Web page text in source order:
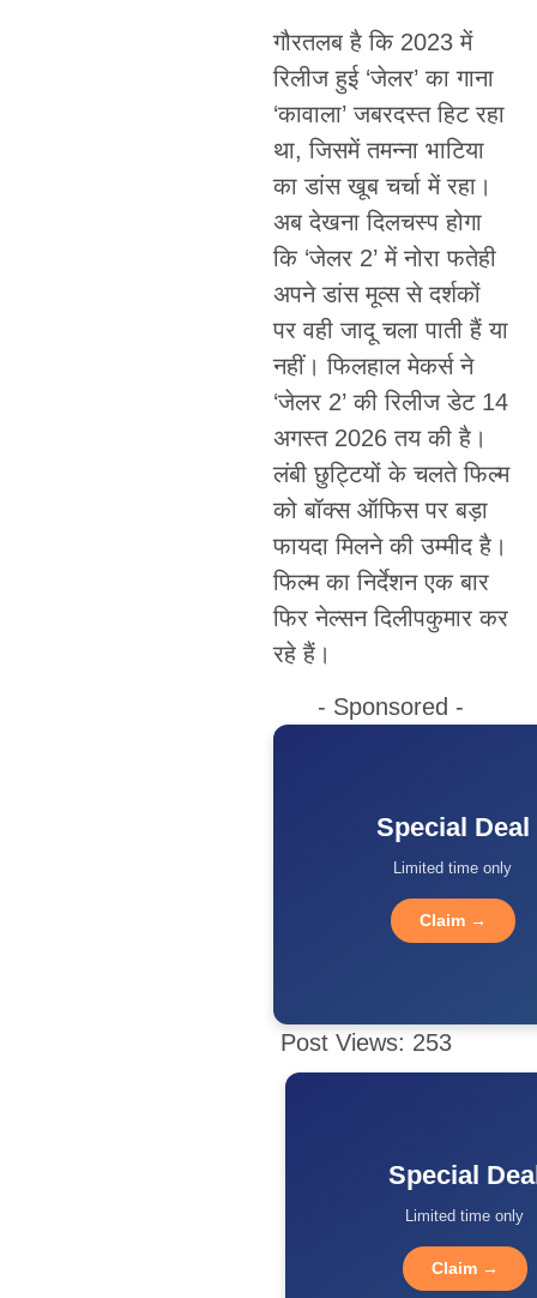
गौरतलब है कि 2023 में
रिलीज हुई ‘जेलर’ का गाना
‘कावाला’ जबरदस्त हिट रहा
था, जिसमें तमन्ना भाटिया
का डांस खूब चर्चा में रहा।
अब देखना दिलचस्प होगा
कि ‘जेलर 2’ में नोरा फतेही
अपने डांस मूव्स से दर्शकों
पर वही जादू चला पाती हैं या
नहीं। फिलहाल मेकर्स ने
‘जेलर 2’ की रिलीज डेट 14
अगस्त 2026 तय की है।
लंबी छुट्टियों के चलते फिल्म
को बॉक्स ऑफिस पर बड़ा
फायदा मिलने की उम्मीद है।
फिल्म का निर्देशन एक बार
फिर नेल्सन दिलीपकुमार कर
रहे हैं।
- Sponsored -
Special Deal
Limited time only
Claim →
Post Views: 253
Special
Limited time only
Claim →